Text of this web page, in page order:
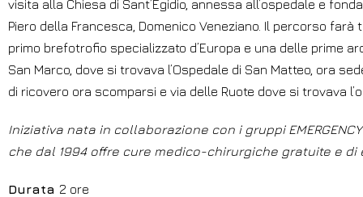
visita alla Chiesa di Sant’Egidio, annessa all’ospedale e
Piero della Francesca, Domenico Veneziano. Il percorso
primo brefotrofio specializzato d’Europa e una delle prime
San Marco, dove si trovava l’Ospedale di San Matteo, ora
di ricovero ora scomparsi e via delle Ruote dove si trovava
Iniziativa nata in collaborazione con i gruppi
che dal 1994 offre cure medico-chirurgiche gratuite e
Durata 2 ore